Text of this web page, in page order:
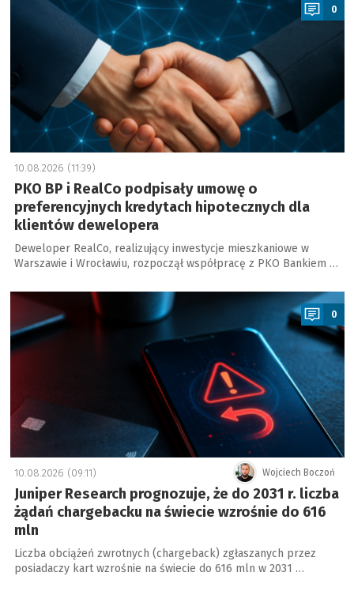
0
10.08.2026 (11:39)
PKO BP i RealCo podpisały umowę o
preferencyjnych kredytach hipotecznych dla
klientów dewelopera
Deweloper RealCo, realizujący inwestycje mieszkaniowe w
Warszawie i Wrocławiu, rozpoczął współpracę z PKO Bankiem …
a
0
Wojciech Boczoń
10.08.2026 (09:11)
Juniper Research prognozuje, że do 2031 r. liczba
żądań chargebacku na świecie wzrośnie do 616
mln
Liczba obciążeń zwrotnych (chargeback) zgłaszanych przez
posiadaczy kart wzrośnie na świecie do 616 mln w 2031 …